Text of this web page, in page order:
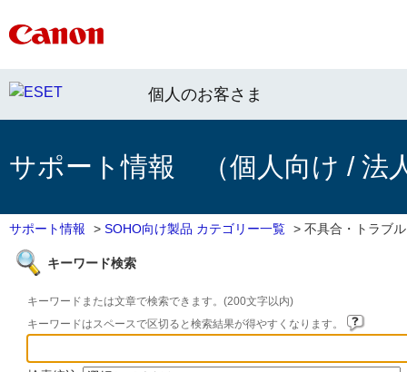
個人のお客さま
サポート情報 （個人向け / 法
サポート情報 > SOHO向け製品 カテゴリー一覧 > 不具合・トラブル
キーワード検索
キーワードまたは文章で検索できます。(200文字以内)
キーワードはスペースで区切ると検索結果が得やすくなります。